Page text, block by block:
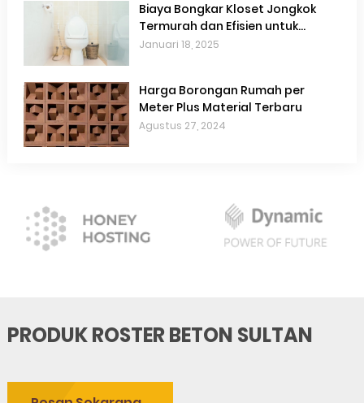
Biaya Bongkar Kloset Jongkok
Termurah dan Efisien untuk
Renovasi Kamar Mandi
Januari 18, 2025
Harga Borongan Rumah per
Meter Plus Material Terbaru
Agustus 27, 2024
PRODUK ROSTER BETON SULTAN